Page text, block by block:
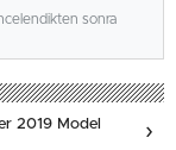
sonra
2019 Model